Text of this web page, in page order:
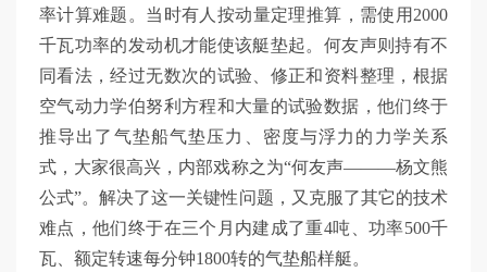
率计算难题。当时有人按动量定理推算，需使用2000
千瓦功率的发动机才能使该艇垫起。何友声则持有不
同看法，经过无数次的试验、修正和资料整理，根据
空气动力学伯努利方程和大量的试验数据，他们终于
推导出了气垫船气垫压力、密度与浮力的力学关系
式，大家很高兴，内部戏称之为“何友声———杨文熊
公式”。解决了这一关键性问题，又克服了其它的技术
难点，他们终于在三个月内建成了重4吨、功率500千
瓦、额定转速每分钟1800转的气垫船样艇。